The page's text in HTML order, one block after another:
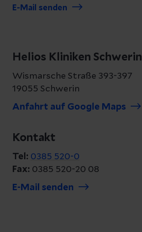
E-Mail senden
Helios Kliniken Schwerin
Wismarsche Straße 393-397
19055 Schwerin
Anfahrt auf Google Maps
Kontakt
Tel: 0385 520-0
Fax: 0385 520-20 08
E-Mail senden